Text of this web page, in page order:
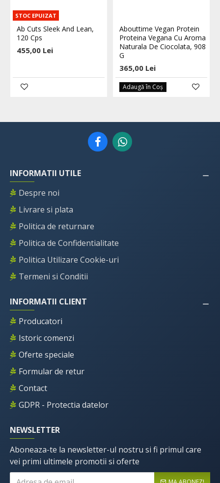
STOC EPUIZAT
Ab Cuts Sleek And Lean,
120 Cps
455,00 Lei
Abouttime Vegan Protein
Proteina Vegana Cu Aroma
Naturala De Ciocolata, 908
G
365,00 Lei
Adaugă în Coş
INFORMATII UTILE
Despre noi
Livrare si plata
Politica de returnare
Politica de Confidentialitate
Politica Utilizare Cookie-uri
Termeni si Conditii
INFORMATII CLIENT
Producatori
Istoric comenzi
Oferte speciale
Formular de retur
Contact
GDPR - Protectia datelor
NEWSLETTER
Aboneaza-te la newsletter-ul nostru si fi primul care
vei primi ultimele promotii si oferte